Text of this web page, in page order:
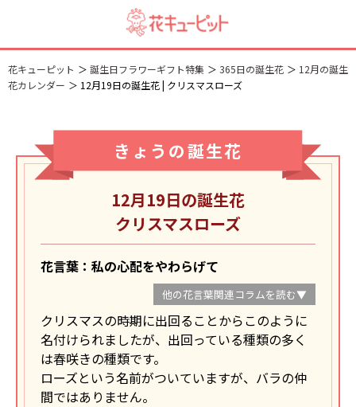
花キューピット 誕生日フラワーギフト特集 365日の誕生花
12月の誕生
花カレンダー
12月19日の誕生花 | クリスマスローズ
きょうの誕生花
12月19日の誕生花
クリスマスローズ
花言葉：私の心配をやわらげて
他の花言葉関連コラムを読む▼
クリスマスの時期に出回ることからこのように
名付けられましたが、出回っている種類の多く
は春咲きの種類です。
ローズという名前がついていますが、バラの仲
間ではありません。